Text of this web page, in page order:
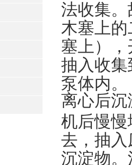
法收集。
木塞上
塞上）
抽入收集
泵体内。
离心后
机后慢
去，抽入
沉淀物。